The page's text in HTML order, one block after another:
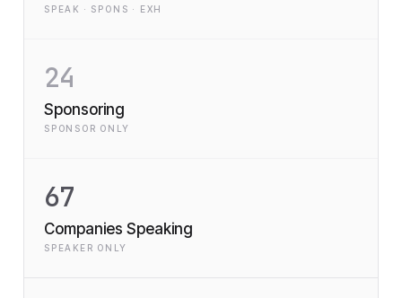
SPEAK · SPONS · EXH
24
Sponsoring
SPONSOR ONLY
67
Companies Speaking
SPEAKER ONLY